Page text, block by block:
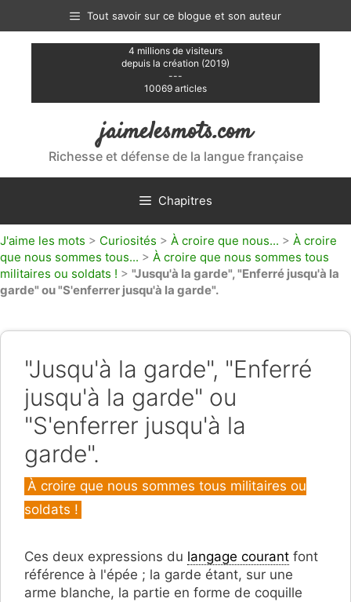
contenu
Tout savoir sur ce blogue et son auteur
4 millions de visiteurs
depuis la création (2019)
---
10069 articles
jaimelesmots.com
Richesse et défense de la langue française
Chapitres
J'aime les mots > Curiosités > À croire que nous... > À croire
que nous sommes tous... > À croire que nous sommes tous
militaires ou soldats ! > "Jusqu'à la garde", "Enferré jusqu'à la
garde" ou "S'enferrer jusqu'à la garde".
"Jusqu'à la garde", "Enferré
jusqu'à la garde" ou
"S'enferrer jusqu'à la
garde".
Catégories
À croire que nous sommes tous militaires ou
soldats !
Ces deux expressions du langage courant font
référence à l'épée ; la garde étant, sur une
arme blanche, la partie en forme de coquille